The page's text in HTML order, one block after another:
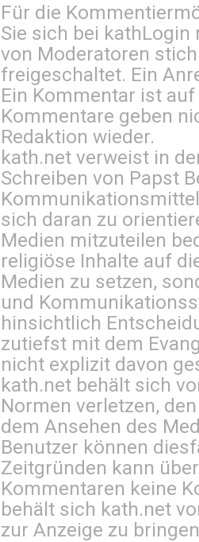
Für die
Sie sich bei kathLogin
von Moderatoren
freigeschaltet. Ein
Ein Kommentar ist
Kommentare geben
Redaktion wieder.
kath.net verweist in
Schreiben von Papst
sich daran zu
Medien mitzuteilen
religiöse Inhalte auf
Medien zu setzen,
und
hinsichtlich
zutiefst mit dem
nicht explizit davon
kath.net behält sich
Normen verletzen,
dem Ansehen des
Benutzer können
Zeitgründen kann
Kommentaren keine
behält sich kath.net
zur Anzeige zu